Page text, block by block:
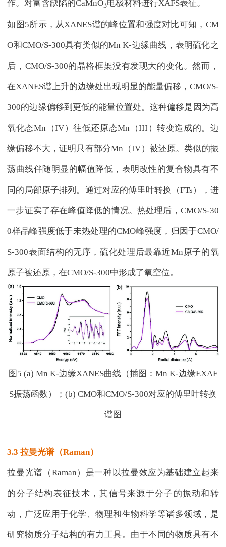
作。对富含缺陷的CaMnO3电极材料进行XAFS表征。
如图5所示，从XANES谱的峰位置和强度对比可知，CM
O和CMO/S-300具有类似的Mn K-边缘曲线，表明硫化之
后，CMO/S-300的晶格框架没有发现大的变化。然而，
在XANES谱上升的边缘处出现明显的能量偏移，CMO/S-
300的边缘偏移到更低的能量位置处。这种偏移是因为高
氧化态Mn（IV）往低还原态Mn（III）转变造成的。边
缘偏移不大，证明只有部分Mn（IV）被还原。类似的振
荡曲线伴随明显的幅值降低，表明改性的复合物具有不
同的局部原子排列。通过对应的傅里叶转换（FTs），进
一步证实了存在峰值降低的情况。热处理后，CMO/S-30
0样品峰强度低于未热处理的CMO峰强度，归因于CMO/
S-300表面结构的无序，硫化处理后最靠近Mn原子的氧
原子被还原，在CMO/S-300中形成了氧空位。
图5 (a) Mn K-边缘XANES曲线（插图：Mn K-边缘EXAF
S振荡函数）；(b) CMO和CMO/S-300对应的傅里叶转换
谱图
3.3 拉曼光谱（Raman）
拉曼光谱（Raman）是一种以拉曼效应为基础建立起来
的分子结构表征技术，其信号来源于分子的振动和转
动，广泛应用于化学、物理和生物科学等诸多领域，是
研究物质分子结构的有力工具。由于不同的物质具有不